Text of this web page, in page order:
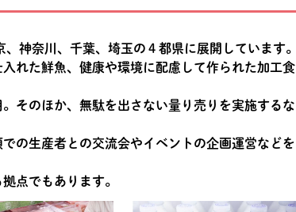
神奈川、千葉、埼玉の４都県に展開しています。
れた鮮魚、健康や環境に配慮して作られた加工食
そのほか、無駄を出さない量り売りを実施するな
の生産者との交流会やイベントの企画運営などを
点でもあります。